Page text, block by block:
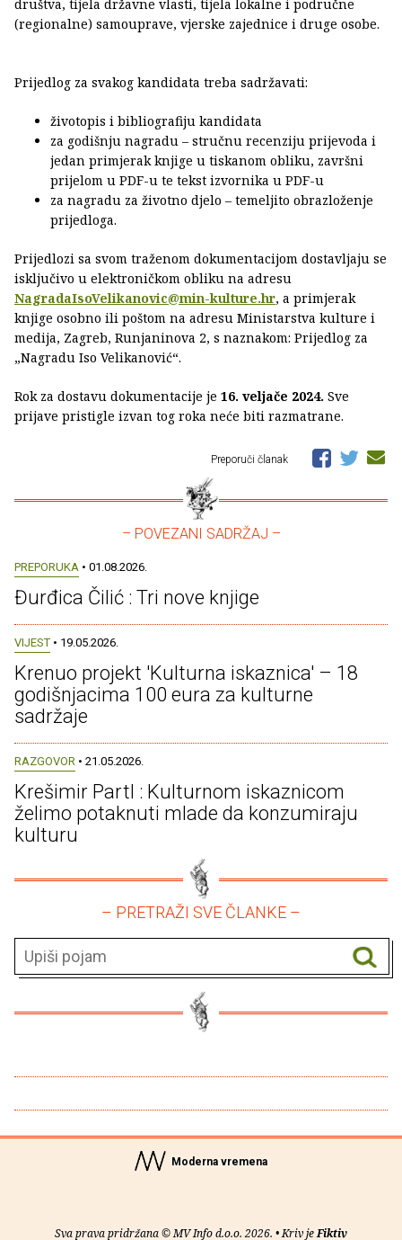
društva, tijela državne vlasti, tijela lokalne i područne
(regionalne) samouprave, vjerske zajednice i druge osobe.
Prijedlog za svakog kandidata treba sadržavati:
životopis i bibliografiju kandidata
za godišnju nagradu – stručnu recenziju prijevoda i
jedan primjerak knjige u tiskanom obliku, završni
prijelom u PDF-u te tekst izvornika u PDF-u
za nagradu za životno djelo – temeljito obrazloženje
prijedloga.
Prijedlozi sa svom traženom dokumentacijom dostavljaju se
isključivo u elektroničkom obliku na adresu
NagradaIsoVelikanovic@min-kulture.hr, a primjerak
knjige osobno ili poštom na adresu Ministarstva kulture i
medija, Zagreb, Runjaninova 2, s naznakom: Prijedlog za
„Nagradu Iso Velikanović“.
Rok za dostavu dokumentacije je 16. veljače 2024. Sve
prijave pristigle izvan tog roka neće biti razmatrane.
Preporuči članak
– POVEZANI SADRŽAJ –
PREPORUKA • 01.08.2026.
Đurđica Čilić : Tri nove knjige
VIJEST • 19.05.2026.
Krenuo projekt 'Kulturna iskaznica' – 18
godišnjacima 100 eura za kulturne
sadržaje
RAZGOVOR • 21.05.2026.
Krešimir Partl : Kulturnom iskaznicom
želimo potaknuti mlade da konzumiraju
kulturu
– PRETRAŽI SVE ČLANKE –
Moderna vremena
Sva prava pridržana © MV Info d.o.o. 2026. • Kriv jeFiktiv